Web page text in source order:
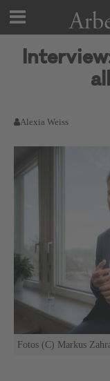
Alexia Weiss
Fotos (C) Markus